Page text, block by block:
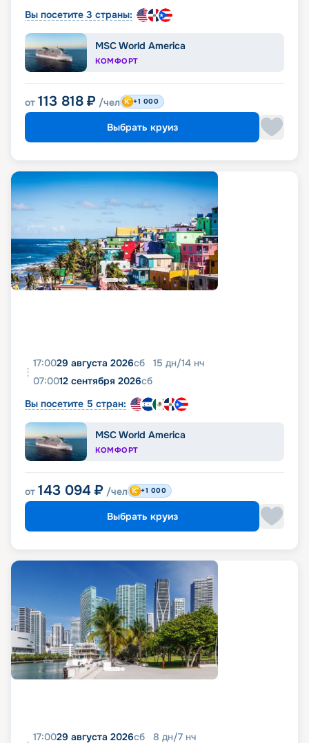
Вы посетите 3 страны:
MSC World America
КОМФОРТ
от 113 818 ₽ /чел +1 000
Выбрать круиз
17:0029 августа 2026сб 15 дн/14 нч
07:0012 сентября 2026сб
Вы посетите 5 стран:
MSC World America
КОМФОРТ
от 143 094 ₽ /чел +1 000
Выбрать круиз
17:0029 августа 2026сб 8 дн/7 нч